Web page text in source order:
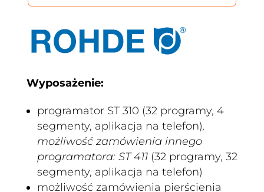
Wyposażenie:
programator ST 310 (32 programy, 4
segmenty, aplikacja na telefon),
możliwość zamówienia innego
programatora: ST 411(32 programy, 32
segmenty, aplikacja na telefon)
możliwość zamówienia pierścienia